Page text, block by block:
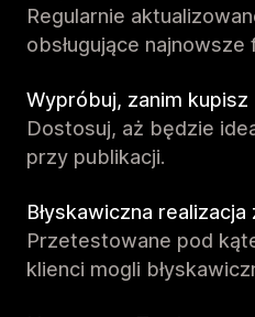
Regularnie
obsługujące najnowsze
Wypróbuj, zanim kupisz
Dostosuj, aż będzie
przy publikacji.
Błyskawiczna realizacja
Przetestowane pod
klienci mogli